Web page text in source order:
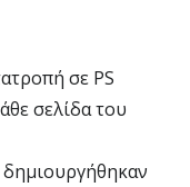
σε PS
σελίδα του
δημιουργήθηκαν